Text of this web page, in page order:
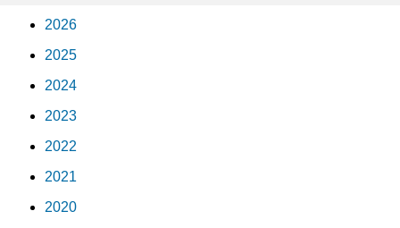
2026
2025
2024
2023
2022
2021
2020